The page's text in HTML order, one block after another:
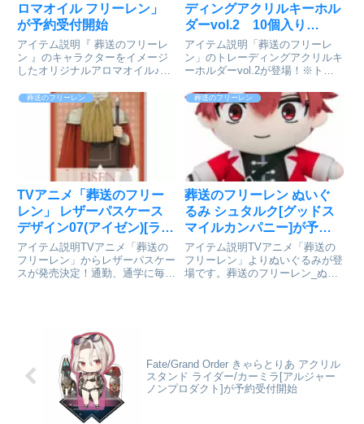
ロマオイル フリーレン」
が予約受付開始
アイテム説明『 葬送のフリーレ
ン 』のキャラクターをイメージ
したオリジナルアロマオイル♪フ
ンス】 透明感のある甘い香り
で、わずかにレモン似たフレッシ
ュさを感じる香り♪容 量：
10ml※アロマディフューザーは
ディングアクリルキーホル
ダーvol.2 10個入り
BOX[カミオジャパン]が予
約受付中
アイテム説明「葬送のフリーレ
ン」のトレーディングアクリルキ
ーホルダーvol.2が登場！※トレ
ターは選べません。葬送のフリー
レン_トレーディングアクリルキ
ーホルダーvol.2【BOX】© 山田
鐘人・アベツカサ/小...
葬送のフリーレン
TVアニメ「葬送のフリー
レン」 レザーパスケース
デザイン07(アイゼン)[ライ
センスエージェント]が予
約受付開始
アイテム説明TVアニメ「葬送の
フリーレン」からレザーパスケー
スが発売決定！通勤、通学に毎日
アベツカサ/小学館co...
葬送のフリーレン
葬送のフリーレン ぬいぐ
るみ シュタルク[グッドス
マイルカンパニー]が予約
受付開始
アイテム説明TVアニメ「葬送の
フリーレン」よりぬいぐるみが登
場です。葬送のフリーレン_ぬい
Fate/Grand Order きゃらとりあ アクリル
スタンド ライダー/カーミラ[アルジャー
ノンプロダクト]が予約受付開始